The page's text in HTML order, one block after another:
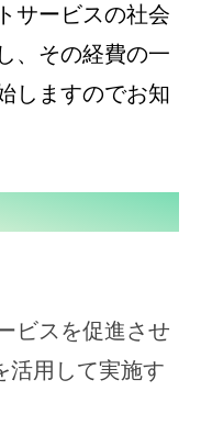
サービスの社会
、その経費の一
しますのでお知
ビスを促進させ
活用して実施す